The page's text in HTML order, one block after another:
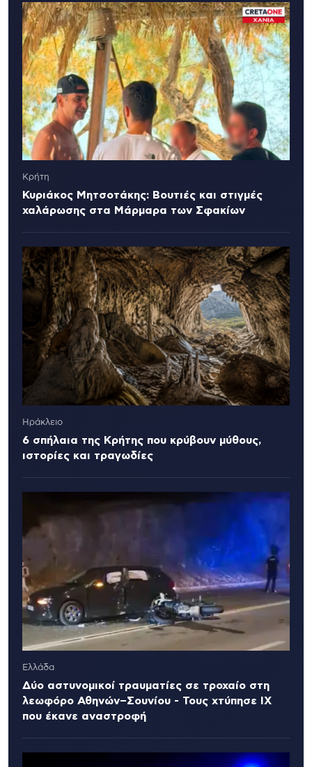
Κρήτη
Κυριάκος Μητσοτάκης: Βουτιές και στιγμές
χαλάρωσης στα Μάρμαρα των Σφακίων
Ηράκλειο
6 σπήλαια της Κρήτης που κρύβουν μύθους,
ιστορίες και τραγωδίες
Ελλάδα
Δύο αστυνομικοί τραυματίες σε τροχαίο στη
λεωφόρο Αθηνών–Σουνίου - Τους χτύπησε ΙΧ
που έκανε αναστροφή